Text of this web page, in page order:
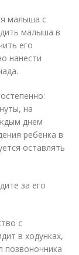
малыша с
малыша в
его
нанести
на
днем
ребенка в
оставлять
за его
с
в ходунках,
позвоночника